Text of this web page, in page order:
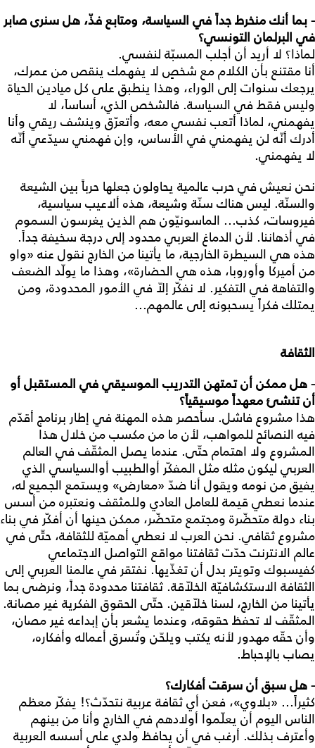
- بما أنك منخرط جداً في السياسة، ومتابع فذّ، هل سنرى صابر
في البرلمان التونسي؟
لماذا؟ لا أريد أن أجلب المسبّة لنفسي.
أنا مقتنع بأن الكلام مع شخصٍ لا يفهمك ينقص من عمرك،
يرجعك سنوات إلى الوراء، وهذا ينطبق على كل ميادين الحياة
وليس فقط في السياسة. فالشخص الذي، أساساَ، لا
يفهمني، لماذا أتعب نفسي معه، وأتعرّق وينشف ريقي وأنا
أدرك أنّه لن يفهمني في الأساس، وإن فهمني سيدّعي أنّه
لا يفهمني.
نحن نعيش في حرب عالمية يحاولون جعلها حرباً بين الشيعة
والسنّة. ليس هناك سنّة وشيعة، هذه ألاعيب سياسية،
فيروسات، كذب... الماسونيّون هم الذين يغرسون السموم
في أذهاننا. لأن الدماغ العربي محدود إلى درجة سخيفة جداً.
هذه هي السيطرة الخارجية، ما يأتينا من الخارج نقول عنه «واو
من أميركا وأوروبا، هذه هي الحضارة»، وهذا ما يولّد الضعف
والتفاهة في التفكير. لا نفكّر إلاّ في الأمور المحدودة، ومن
يمتلك فكراً يسحبونه إلى عالمهم...
الثقافة
- هل ممكن أن تمتهن التدريب الموسيقي في المستقبل أو
أن تنشئ معهداً موسيقياً؟
هذا مشروع فاشل. سأحصر هذه المهنة في إطار برنامج أقدّم
فيه النصائح للمواهب، لأن ما من مكسب من خلال هذا
المشروع ولا اهتمام حتّى. عندما يصل المثقّف في العالم
العربي ليكون مثله مثل المفكّر أوالطبيب أوالسياسي الذي
يفيق من نومه ويقول أنا ضدّ «معارض» ويستمع الجميع له،
عندما نعطي قيمة للعامل العادي وللمثقف ونعتبره من أسس
بناء دولة متحضّرة ومجتمع متحضّر، ممكن حينها أن أفكّر في بناء
مشروع ثقافي. نحن العرب لا نعطي أهميّة للثقافة، حتّى في
عالم الانترنت حدّت ثقافتنا مواقع التواصل الاجتماعي
كفيسبوك وتويتر بدل أن تغذّيها. نفتقر في عالمنا العربي إلى
الثقافة الاستكشافيّة الخلاّقة. ثقافتنا محدودة جداً، ونرضى بما
يأتينا من الخارج، لسنا خلاّقين. حتّى الحقوق الفكرية غير مصانة.
المثقّف لا تحفظ حقوقه، وعندما يشعر بأن إبداعه غير مصان،
وأن حقّه مهدور لأنه يكتب ويلحّن وتُسرق أعماله وأفكاره،
يصاب بالإحباط.
- هل سبق أن سرقت أفكارك؟
كثيراً... «بلاوي»، فعن أي ثقافة عربية نتحدّث؟! يفكّر معظم
الناس اليوم أن يعلّموا أولادهم في الخارج وأنا من بينهم
وأعترف بذلك. أرغب في أن يحافظ ولدي على أسسه العربية